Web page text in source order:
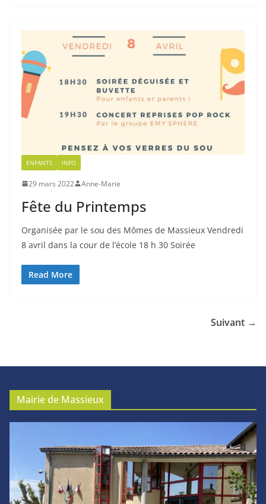
ENFANTS INFO
29 mars 2022 Anne-Marie
Fête du Printemps
Organisée par le sou des Mômes de Massieux Vendredi
8 avril dans la cour de l’école 18 h 30 Soirée
Read More
Suivant →
Mairie de Massieux